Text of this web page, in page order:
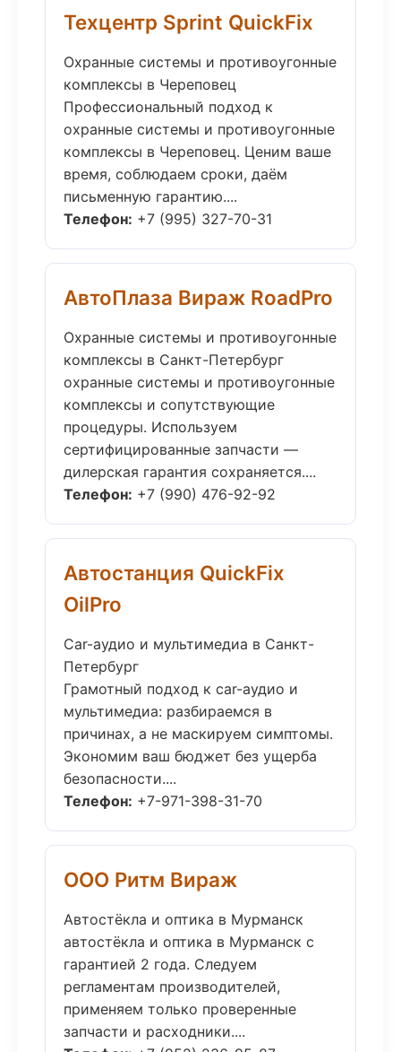
Техцентр Sprint QuickFix
Охранные системы и противоугонные
комплексы в Череповец
Профессиональный подход к
охранные системы и противоугонные
комплексы в Череповец. Ценим ваше
время, соблюдаем сроки, даём
письменную гарантию....
Телефон: +7 (995) 327-70-31
АвтоПлаза Вираж RoadPro
Охранные системы и противоугонные
комплексы в Санкт-Петербург
охранные системы и противоугонные
комплексы и сопутствующие
процедуры. Используем
сертифицированные запчасти —
дилерская гарантия сохраняется....
Телефон: +7 (990) 476-92-92
Автостанция QuickFix
OilPro
Car-аудио и мультимедиа в Санкт-
Петербург
Грамотный подход к car-аудио и
мультимедиа: разбираемся в
причинах, а не маскируем симптомы.
Экономим ваш бюджет без ущерба
безопасности....
Телефон: +7-971-398-31-70
ООО Ритм Вираж
Автостёкла и оптика в Мурманск
автостёкла и оптика в Мурманск с
гарантией 2 года. Следуем
регламентам производителей,
применяем только проверенные
запчасти и расходники....